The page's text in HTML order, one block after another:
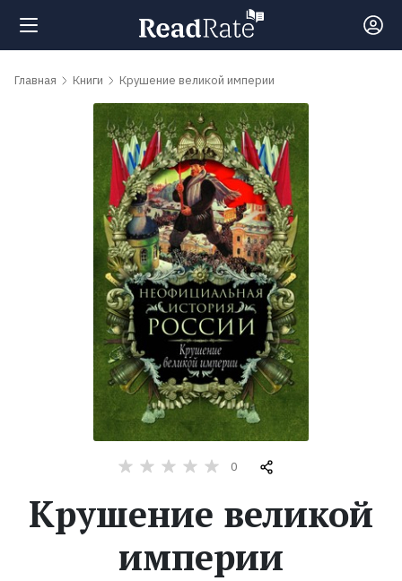
Поиск
Рейтинги
обсуждаемые
Экранизации
Главная Книги Крушение великой империи
0
Крушение великой
империи